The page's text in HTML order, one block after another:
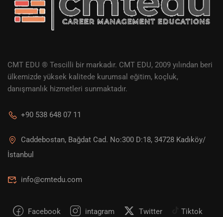
CMT EDU ® Tescilli bir markadır. CMT EDU, 2009 yılından beri
ülkemizde yüksek kalitede kurumsal eğitim, koçluk,
danışmanlık hizmetleri sunmaktadır.
+90 538 648 07 11
Caddebostan, Bağdat Cad. No:300 D:18, 34728 Kadıköy/
İstanbul
info@cmtedu.com
Facebook intagram Twitter Tiktok